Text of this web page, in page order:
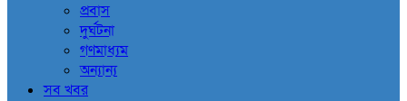
প্রবাস
দুর্ঘটনা
গণমাধ্যম
অন্যান্য
সব খবর